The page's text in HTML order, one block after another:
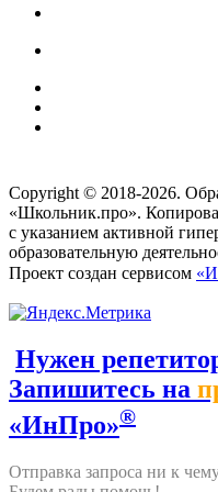
Copyright © 2018-2026.
«Школьник.про».
с указанием активной
образовательную
Проект создан сервисом
Нужен
Запишитесь на
«ИнПро»®
Отправка запроса ни к